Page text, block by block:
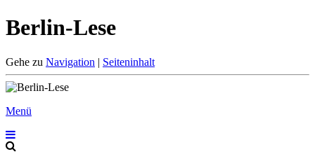
Berlin-Lese
Gehe zu Navigation | Seiteninhalt
Menü